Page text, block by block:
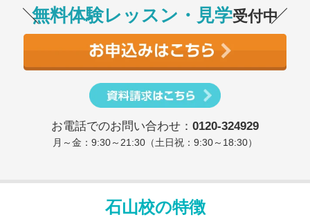
無料体験レッスン・見学受付中
お電話でのお問い合わせ： 0120-324929
月～金：9:30～21:30（土日祝：9:30～18:30）
石山校の特徴